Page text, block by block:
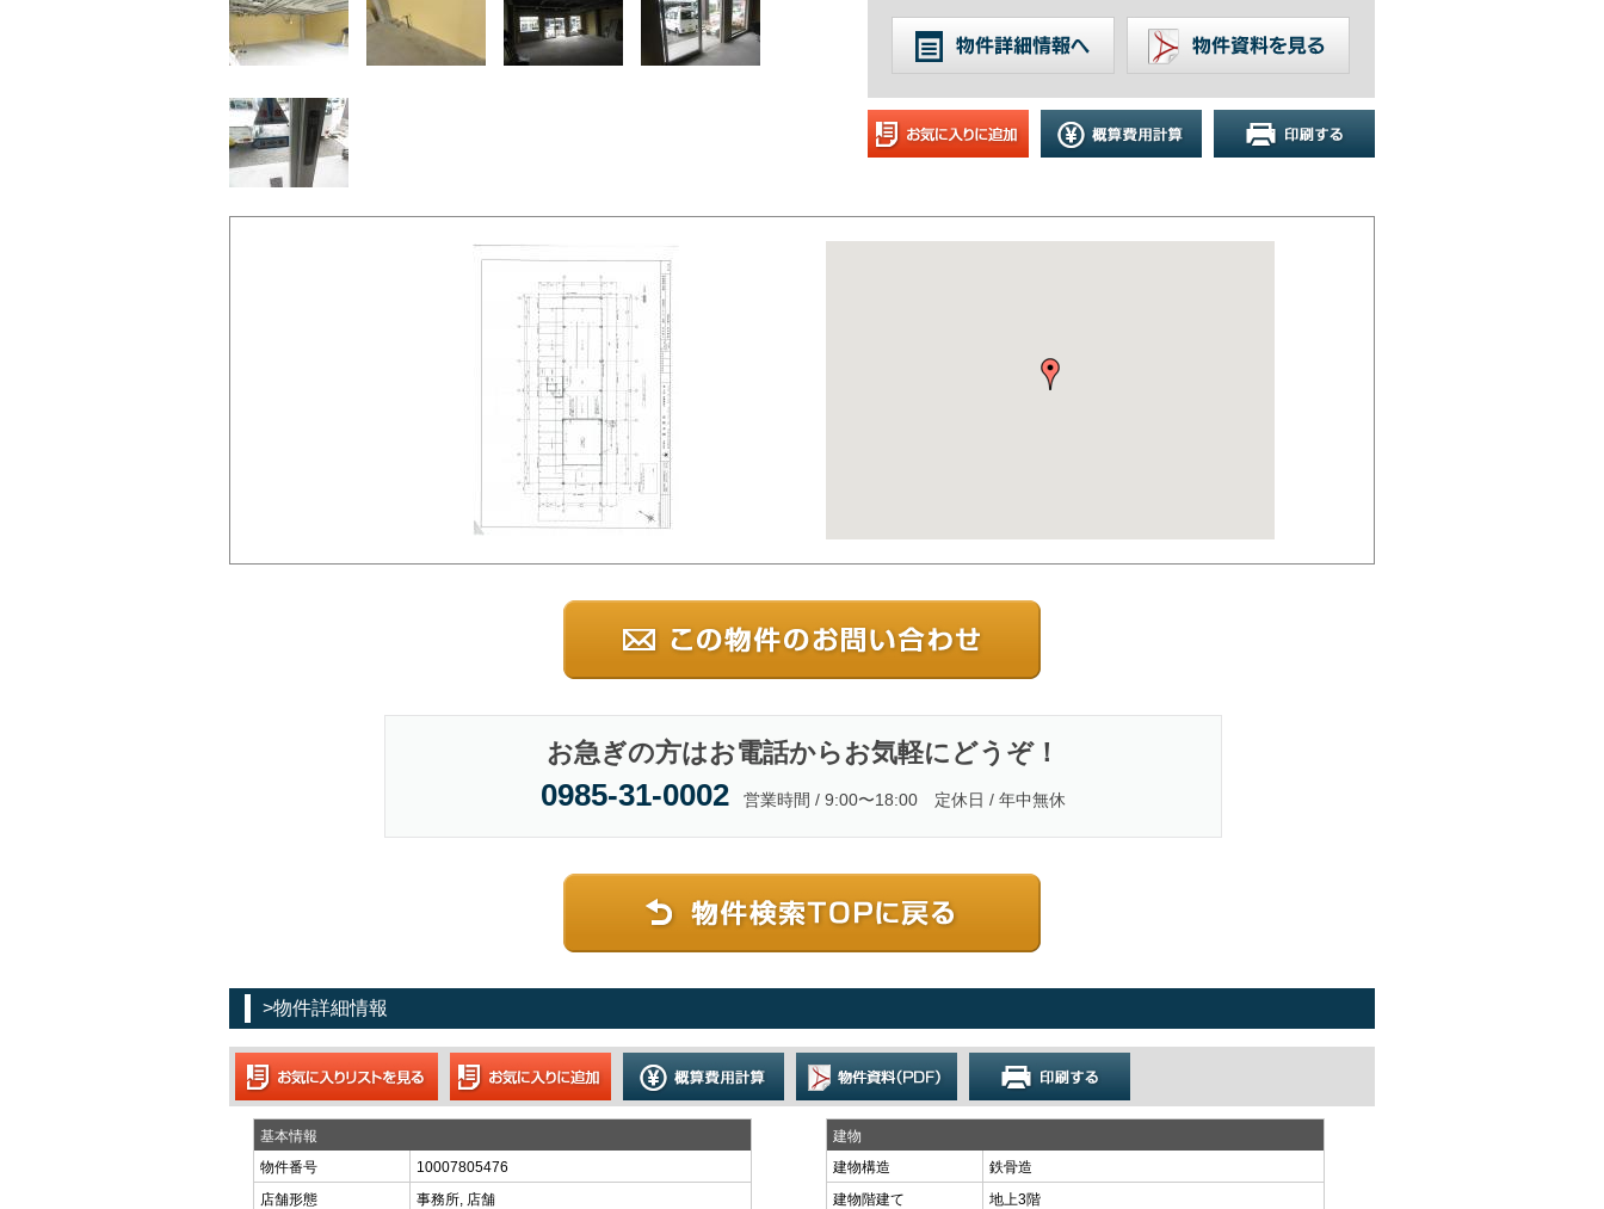
お急ぎの方はお電話からお気軽にどうぞ！
0985-31-0002 営業時間 / 9:00〜18:00 定休日 / 年中無休
>物件詳細情報
基本情報
物件番号
10007805476
店舗形態
事務所, 店舗
建物
建物構造
鉄骨造
建物階建て
地上3階